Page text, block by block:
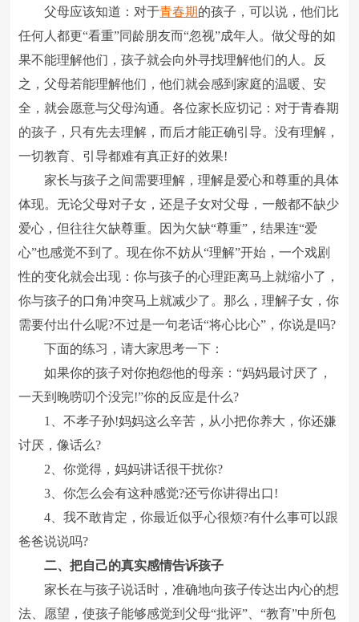
父母应该知道：对于青春期的孩子，可以说，他们比
任何人都更“看重”同龄朋友而“忽视”成年人。做父母的如
果不能理解他们，孩子就会向外寻找理解他们的人。反
之，父母若能理解他们，他们就会感到家庭的温暖、安
全，就会愿意与父母沟通。各位家长应切记：对于青春期
的孩子，只有先去理解，而后才能正确引导。没有理解，
一切教育、引导都难有真正好的效果!
家长与孩子之间需要理解，理解是爱心和尊重的具体
体现。无论父母对子女，还是子女对父母，一般都不缺少
爱心，但往往欠缺尊重。因为欠缺“尊重”，结果连“爱
心”也感觉不到了。现在你不妨从“理解”开始，一个戏剧
性的变化就会出现：你与孩子的心理距离马上就缩小了，
你与孩子的口角冲突马上就减少了。那么，理解子女，你
需要付出什么呢?不过是一句老话“将心比心”，你说是吗?
下面的练习，请大家思考一下：
如果你的孩子对你抱怨他的母亲：“妈妈最讨厌了，
一天到晚唠叨个没完!”你的反应是什么?
1、不孝子孙!妈妈这么辛苦，从小把你养大，你还嫌
讨厌，像话么?
2、你觉得，妈妈讲话很干扰你?
3、你怎么会有这种感觉?还亏你讲得出口!
4、我不敢肯定，你最近似乎心很烦?有什么事可以跟
爸爸说说吗?
二、把自己的真实感情告诉孩子
家长在与孩子说话时，准确地向孩子传达出内心的想
法、愿望，使孩子能够感觉到父母“批评”、“教育”中所包